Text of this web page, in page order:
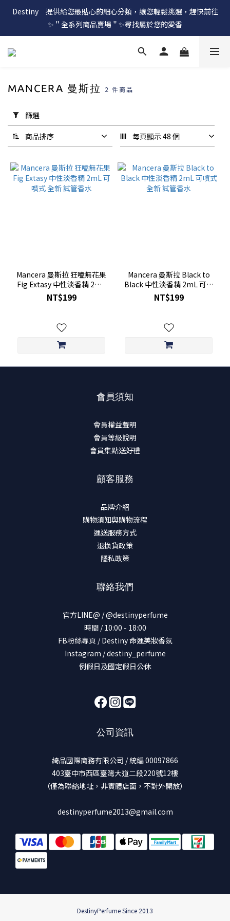
Destiny　提供給您最貼心的細心分類，讓您輕鬆挑選，趕快前往
✨＂全系列商品賣場＂✨尋找屬於您的愛香
用
篩
選
(0/20)
價格
(NT$)
調
/
MANCERA 曼斯拉 2 件商品
篩選
商品排序 每頁顯示 48 個
Mancera 曼斯拉 狂嗑無花果
Fig Extasy 中性淡香精 2mL
可噴式 全新 試管香水
NT$199
Mancera 曼斯拉 Black to
Black 中性淡香精 2mL 可噴
式 全新 試管香水
NT$199
會員須知
會員權益聲明
會員等級說明
會員集點送好禮
顧客服務
品牌介紹
購物須知與購物流程
運送服務方式
退換貨政策
隱私政策
聯絡我們
官方LINE@ / @destinyperfume
時間 / 10:00 - 18:00
FB粉絲專頁 / Destiny 命運美妝香氛
Instagram / destiny_perfume
例假日及國定假日公休
公司資訊
綺品國際商務有限公司 / 統編 00097866
403臺中市西區臺灣大道二段220號12樓
（僅為聯絡地址，非實體店面，不對外開放）
destinyperfume2013@gmail.com
DestinyPerfume Since 2013